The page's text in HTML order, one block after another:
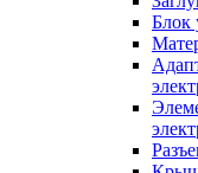
Блок